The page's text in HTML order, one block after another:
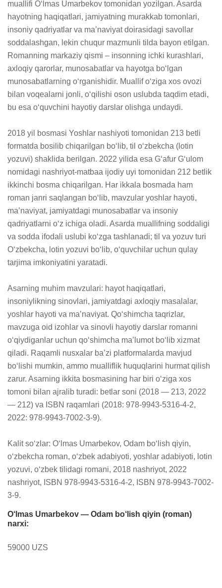
muallifi O‘lmas Umarbekov tomonidan yozilgan. Asarda
hayotning haqiqatlari, jamiyatning murakkab tomonlari,
insoniy qadriyatlar va ma’naviyat doirasidagi savollar
soddalashgan, lekin chuqur mazmunli tilda bayon etilgan.
Romanning markaziy qismi – insonning ichki kurashlari,
axloqiy qarorlar, munosabatlar va hayotga bo‘lgan
munosabatlarning o‘rganishidir. Muallif o‘ziga xos ovozi
bilan voqealarni jonli, o‘qilishi oson uslubda taqdim etadi,
bu esa o‘quvchini hayotiy darslar olishga undaydi.
2018 yil bosmasi Yoshlar nashiyoti tomonidan 213 betli
formatda bosilib chiqarilgan bo‘lib, til o‘zbekcha (lotin
yozuvi) shaklida berilgan. 2022 yilida esa G‘afur G‘ulom
nomidagi nashriyot-matbaa ijodiy uyi tomonidan 212 betlik
ikkinchi bosma chiqarilgan. Har ikkala bosmada ham
roman janri saqlangan bo‘lib, mavzular yoshlar hayoti,
ma’naviyat, jamiyatdagi munosabatlar va insoniy
qadriyatlarni o‘z ichiga oladi. Asarda muallifning soddaligi
va sodda ifodali uslubi ko‘zga tashlanadi; til va yozuv turi
O‘zbekcha, lotin yozuvi bo‘lib, o‘quvchilar uchun qulay
tarjima imkoniyatini yaratadi.
Asarning muhim mavzulari: hayot haqiqatlari,
insoniylikning sinovlari, jamiyatdagi axloqiy masalalar,
yoshlar hayoti va ma’naviyat. Qo‘shimcha taqrizlar,
mavzuga oid izohlar va sinovli hayotiy darslar romanni
o‘qiydiganlar uchun qo‘shimcha ma’lumot bo‘lib xizmat
qiladi. Raqamli nusxalar ba’zi platformalarda mavjud
bo‘lishi mumkin, ammo mualliflik huquqlarini hurmat qilish
zarur. Asarning ikkita bosmasining har biri o‘ziga xos
tomoni bilan ajralib turadi: betlar soni (2018 — 213, 2022
— 212) va ISBN raqamlari (2018: 978-9943-5316-4-2,
2022: 978-9943-7002-3-9).
Kalit so‘zlar: O‘lmas Umarbekov, Odam bo‘lish qiyin,
o‘zbekcha roman, o‘zbek adabiyoti, yoshlar adabiyoti, lotin
yozuvi, o‘zbek tilidagi romani, 2018 nashriyot, 2022
nashriyot, ISBN 978-9943-5316-4-2, ISBN 978-9943-7002-
3-9.
O‘lmas Umarbekov — Odam bo‘lish qiyin (roman)
narxi:
59000 UZS